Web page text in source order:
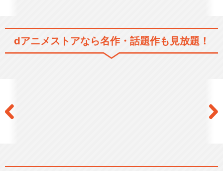
忍たま乱太郎 第17シリー
dアニメストアなら名作・話題作も見放題！